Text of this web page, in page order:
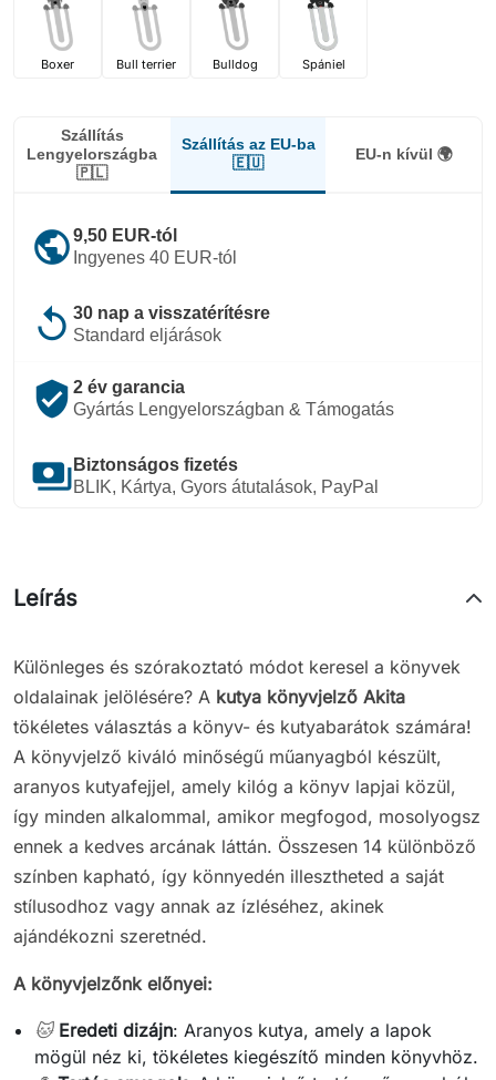
Boxer Bull terrier Bulldog Spániel
Szállítás
Lengyelországba
🇵🇱
Szállítás az EU-ba
🇪🇺
EU-n kívül 🌍
public9,50 EUR-tól
Ingyenes 40 EUR-tól
replay 30 nap a visszatérítésre
Standard eljárások
verified_user 2 év garancia
Gyártás Lengyelországban & Támogatás
payments Biztonságos fizetés
BLIK, Kártya, Gyors átutalások, PayPal
Leírás
Különleges és szórakoztató módot keresel a könyvek
oldalainak jelölésére? A kutya könyvjelző Akita
tökéletes választás a könyv- és kutyabarátok számára!
A könyvjelző kiváló minőségű műanyagból készült,
aranyos kutyafejjel, amely kilóg a könyv lapjai közül,
így minden alkalommal, amikor megfogod, mosolyogsz
ennek a kedves arcának láttán. Összesen 14 különböző
színben kapható, így könnyedén illesztheted a saját
stílusodhoz vagy annak az ízléséhez, akinek
ajándékozni szeretnéd.
A könyvjelzőnk előnyei:
🐱 Eredeti dizájn: Aranyos kutya, amely a lapok
mögül néz ki, tökéletes kiegészítő minden könyvhöz.